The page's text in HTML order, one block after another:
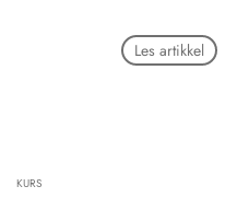
Les artikkel
KURS